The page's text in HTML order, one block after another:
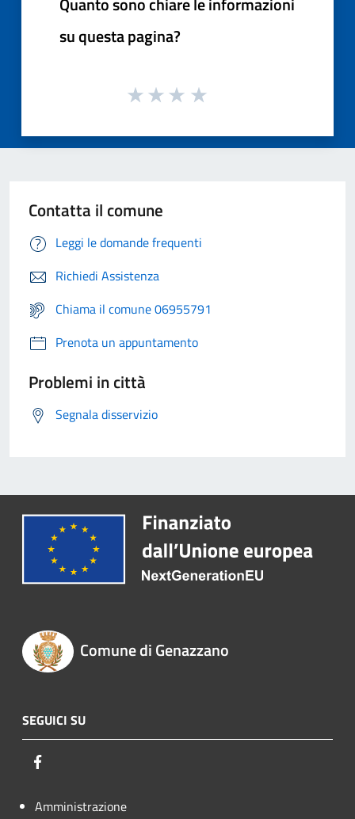
su questa pagina?
Contatta il comune
Leggi le domande frequenti
Richiedi Assistenza
Chiama il comune 06955791
Prenota un appuntamento
Problemi in città
Segnala disservizio
Comune di Genazzano
SEGUICI SU
Amministrazione